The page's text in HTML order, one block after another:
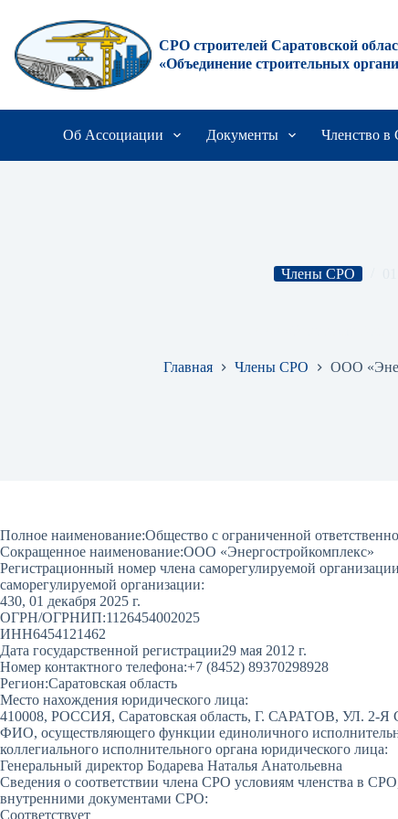
сути
СРО строителей Саратовской
«Объединение строительных
Об Ассоциации Документы Членство
Члены СРО
Главная Члены СРО ООО
Полное наименование:Общество с ограниченной
Сокращенное наименование:ООО «Энергостройкомплекс»
Регистрационный номер члена саморегулируемой
саморегулируемой организации:
430, 01 декабря 2025 г.
ОГРН/ОГРНИП:1126454002025
ИНН6454121462
Дата государственной регистрации29 мая 2012 г.
Номер контактного телефона:+7 (8452) 89370298928
Регион:Саратовская область
Место нахождения юридического лица:
410008, РОССИЯ, Саратовская область, Г. САРАТОВ, УЛ.
ФИО, осуществляющего функции единоличного
коллегиального исполнительного органа юридического лица:
Генеральный директор Бодарева Наталья Анатольевна
Сведения о соответствии члена СРО условиям членства в
внутренними документами СРО:
Соответствует